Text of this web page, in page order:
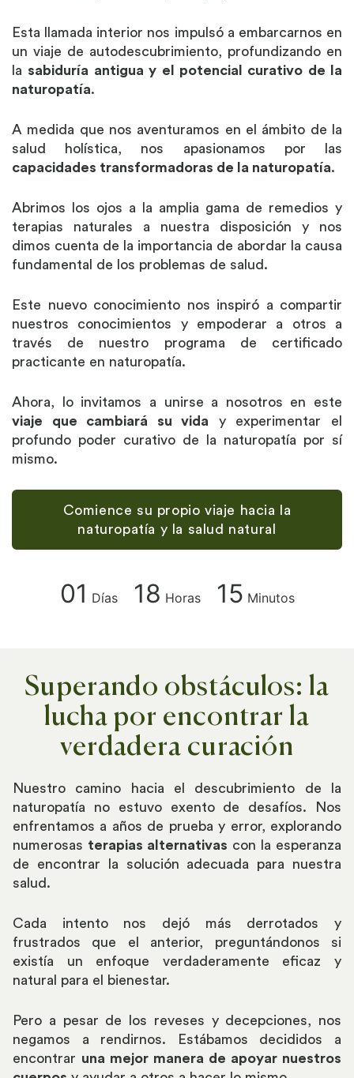
Esta llamada interior nos impulsó a embarcarnos en
un viaje de autodescubrimiento, profundizando en
la sabiduría antigua y el potencial curativo de la
naturopatía.
A medida que nos aventuramos en el ámbito de la
salud holística, nos apasionamos por las
capacidades transformadoras de la naturopatía.
Abrimos los ojos a la amplia gama de remedios y
terapias naturales a nuestra disposición y nos
dimos cuenta de la importancia de abordar la causa
fundamental de los problemas de salud.
Este nuevo conocimiento nos inspiró a compartir
nuestros conocimientos y empoderar a otros a
través de nuestro programa de certificado
practicante en naturopatía.
Ahora, lo invitamos a unirse a nosotros en este
viaje que cambiará su vida y experimentar el
profundo poder curativo de la naturopatía por sí
mismo.
Comience su propio viaje hacia la
naturopatía y la salud natural
01 Días 18 Horas 15 Minutos
Superando obstáculos: la
lucha por encontrar la
verdadera curación
Nuestro camino hacia el descubrimiento de la
naturopatía no estuvo exento de desafíos. Nos
enfrentamos a años de prueba y error, explorando
numerosas terapias alternativas con la esperanza
de encontrar la solución adecuada para nuestra
salud.
Cada intento nos dejó más derrotados y
frustrados que el anterior, preguntándonos si
existía un enfoque verdaderamente eficaz y
natural para el bienestar.
Pero a pesar de los reveses y decepciones, nos
negamos a rendirnos. Estábamos decididos a
encontrar una mejor manera de apoyar nuestros